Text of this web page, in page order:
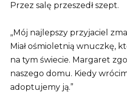
Przez salę przeszedł szept.
„Mój najlepszy przyjaciel
Miał ośmioletnią wnuczkę,
na tym świecie. Margaret
naszego domu. Kiedy
adoptujemy ją.”